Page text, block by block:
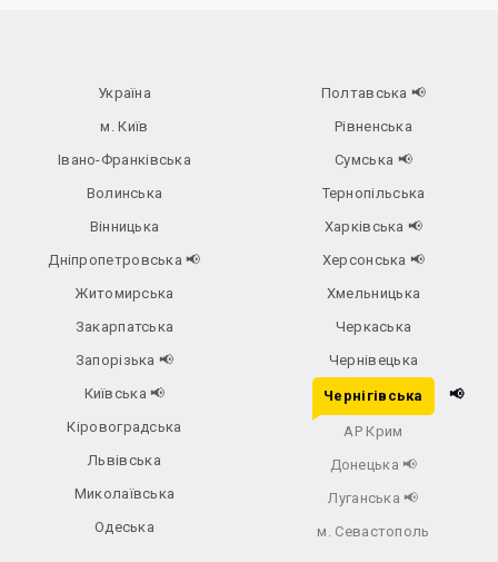
Україна
м. Київ
Івано-Франківська
Волинська
Вінницька
Дніпропетровська📢
Житомирська
Закарпатська
Запорізька 📢
Київська📢
Кіровоградська
Львівська
Миколаївська
Одеська
Полтавська 📢
Рівненська
Сумська 📢
Тернопільська
Харківська 📢
Херсонська 📢
Хмельницька
Черкаська
Чернівецька
Чернігівська 📢
АР Крим
Донецька 📢
Луганська 📢
м. Севастополь